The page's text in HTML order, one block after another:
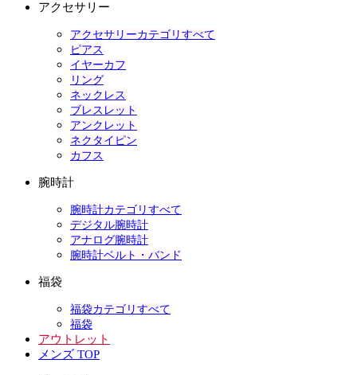
アクセサリー
アクセサリーカテゴリすべて
ピアス
イヤーカフ
リング
ネックレス
ブレスレット
アンクレット
ネクタイピン
カフス
腕時計
腕時計カテゴリすべて
デジタル腕時計
アナログ腕時計
腕時計ベルト・バンド
福袋
福袋カテゴリすべて
福袋
アウトレット
メンズ TOP